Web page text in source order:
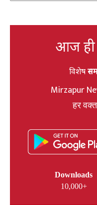
आज ही
विशेष
Mirzapur
हर
Downloads
10,000+